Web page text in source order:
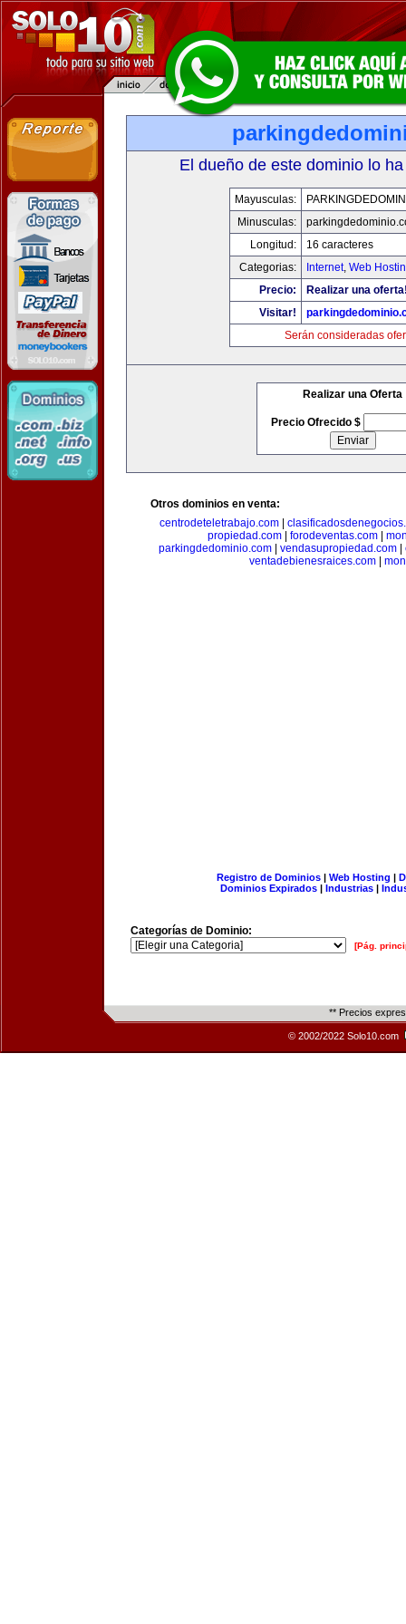
El dueño de este dominio lo
Mayusculas:
Minusculas:
Longitud:
16 caracteres
Categorias:
Internet, Web
Precio:
Realizar una
Visitar!
Serán consideradas
Realizar una Oferta
Precio Ofrecido $
Otros dominios en venta:
centrodeteletrabajo.com
propiedad.com
forodeventas.com
parkingdedominio.com| vendasupropiedad.com|
ventadebienesraices.com
Registro de Dominios| Web Hosting |
Dominios Expirados | Industrias |
Categorías de Dominio:
[Pág.
** Precios
© 2002/2022 Solo10.com